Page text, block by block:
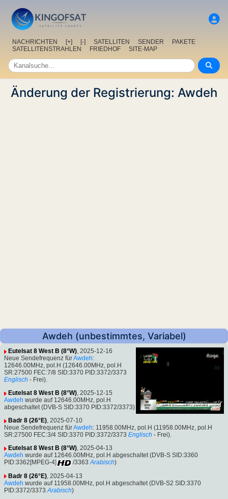
NACHRICHTEN [+] [-] SATELLITEN SENDER
PAKETE
SATELLITENSTRAHLEN
FRIEDHOF SITE-MAP
Änderung der Registrierung: Awdeh
Awdeh (unbestimmtes, Variabel)
Eutelsat 8 West B (8°W), 2025-12-16
Neue Sendefrequenz fürAwdeh:
12646.00MHz, pol.H (12646.00MHz, pol.H
SR:27500 FEC:7/8 SID:3370 PID:3372/3373
Englisch - Frei).
Eutelsat 8 West B (8°W), 2025-12-15
Awdeh wurde auf 12646.00MHz, pol.H
abgeschaltet (DVB-S SID:3370 PID:3372/3373)
Badr 8 (26°E), 2025-07-10
Neue Sendefrequenz fürAwdeh: 11958.00MHz, pol.H (11958.00MHz, pol.H
SR:27500 FEC:3/4 SID:3370 PID:3372/3373 Englisch - Frei).
Eutelsat 8 West B (8°W), 2025-04-13
Awdeh wurde auf 12646.00MHz, pol.H abgeschaltet (DVB-S SID:3360
PID:3362[MPEG-4]
/3363 Arabisch)
Badr 8 (26°E) , 2025-04-13
Awdeh wurde auf 11958.00MHz, pol.H abgeschaltet (DVB-S2 SID:3370
PID:3372/3373 Arabisch)